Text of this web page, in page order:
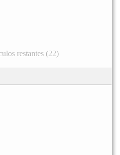
restantes (22)